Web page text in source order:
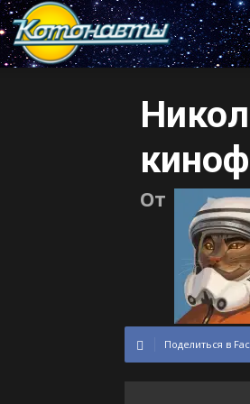
Котонавты
От
Поделиться в